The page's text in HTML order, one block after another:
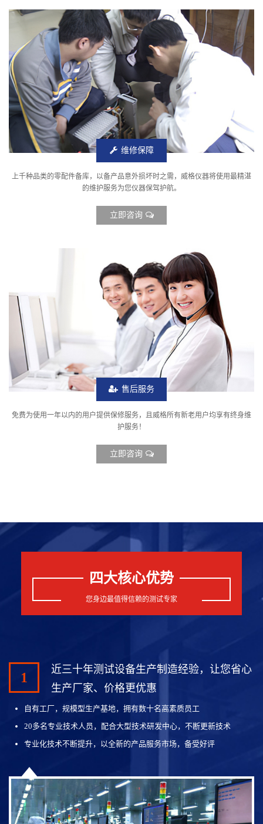
维修保障
上千种品类的零配件备库，以备产品意外损坏时之需，威格仪器将使用最精湛
的维护服务为您仪器保驾护航。
立即咨询
售后服务
免费为使用一年以内的用户提供保修服务，且威格所有新老用户均享有终身维
护服务！
立即咨询
四大核心优势
您身边最值得信赖的测试专家
1
近三十年测试设备生产制造经验，让您省心
生产厂家、价格更优惠
自有工厂，规模型生产基地，拥有数十名高素质员工
20多名专业技术人员，配合大型技术研发中心，不断更新技术
专业化技术不断提升，以全新的产品服务市场，备受好评